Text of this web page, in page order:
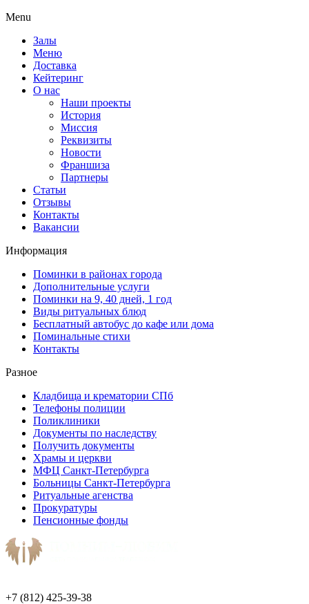
Menu
Залы
Меню
Доставка
Кейтеринг
О нас
Наши проекты
История
Миссия
Реквизиты
Новости
Франшиза
Партнеры
Статьи
Отзывы
Контакты
Вакансии
Информация
Поминки в районах города
Дополнительные услуги
Поминки на 9, 40 дней, 1 год
Виды ритуальных блюд
Бесплатный автобус до кафе или дома
Поминальные стихи
Контакты
Разное
Кладбища и крематории СПб
Телефоны полиции
Поликлиники
Документы по наследству
Получить документы
Храмы и церкви
МФЦ Санкт-Петербурга
Больницы Санкт-Петербурга
Ритуальные агенства
Прокуратуры
Пенсионные фонды
+7 (812) 425-39-38